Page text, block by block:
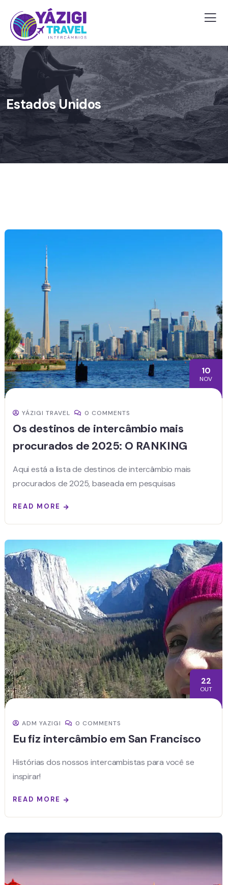
Estados Unidos
10
NOV
YÁZIGI TRAVEL 0 COMMENTS
Os destinos de intercâmbio mais
procurados de 2025: O RANKING
Aqui está a lista de destinos de intercâmbio mais
procurados de 2025, baseada em pesquisas
READ MORE
22
OUT
ADM YAZIGI 0 COMMENTS
Eu fiz intercâmbio em San Francisco
Histórias dos nossos intercambistas para você se
inspirar!
READ MORE